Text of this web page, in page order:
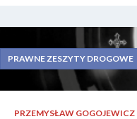
PRAWNE ZESZYTY DROGOWE
PRZEMYSŁAW GOGOJEWICZ